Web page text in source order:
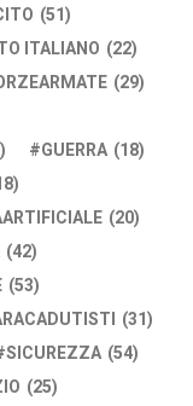
(51)
ITALIANO (22)
(29)
GUERRA (18)
(20)
(42)
(53)
(31)
SICUREZZA (54)
(25)